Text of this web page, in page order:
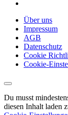
Über uns
Impressum
AGB
Datenschutz
Cookie
Cookie-
Du musst
diesen Inhalt laden